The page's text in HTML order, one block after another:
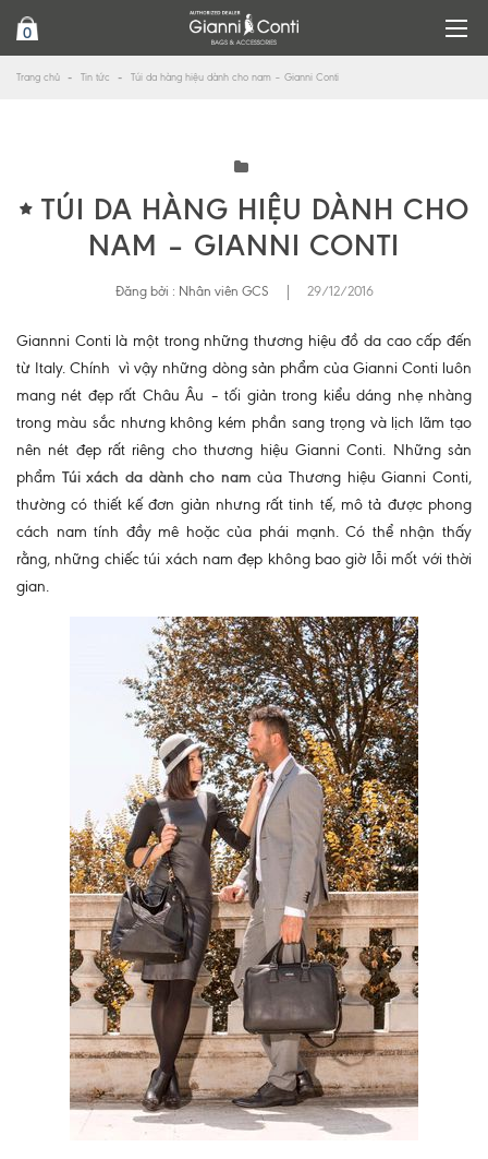
0
Trang chủ Tin tức Túi da hàng hiệu dành cho nam – Gianni Conti
TÚI DA HÀNG HIỆU DÀNH CHO
NAM – GIANNI CONTI
Đăng bởi : Nhân viên GCS 29/12/2016
Giannni Conti là một trong những thương hiệu đồ da cao cấp đến
từ Italy. Chính vì vậy những dòng sản phẩm của Gianni Conti luôn
mang nét đẹp rất Châu Âu – tối giản trong kiểu dáng nhẹ nhàng
trong màu sắc nhưng không kém phần sang trọng và lịch lãm tạo
nên nét đẹp rất riêng cho thương hiệu Gianni Conti. Những sản
phẩm Túi xách da dành cho nam của Thương hiệu Gianni Conti,
thường có thiết kế đơn giản nhưng rất tinh tế, mô tả được phong
cách nam tính đầy mê hoặc của phái mạnh. Có thể nhận thấy
rằng, những chiếc túi xách nam đẹp không bao giờ lỗi mốt với thời
gian.